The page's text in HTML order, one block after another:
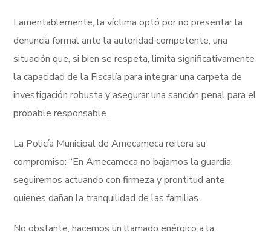
Lamentablemente, la víctima optó por no presentar la
denuncia formal ante la autoridad competente, una
situación que, si bien se respeta, limita significativamente
la capacidad de la Fiscalía para integrar una carpeta de
investigación robusta y asegurar una sanción penal para el
probable responsable.
La Policía Municipal de Amecameca reitera su
compromiso: “En Amecameca no bajamos la guardia,
seguiremos actuando con firmeza y prontitud ante
quienes dañan la tranquilidad de las familias.
No obstante, hacemos un llamado enérgico a la